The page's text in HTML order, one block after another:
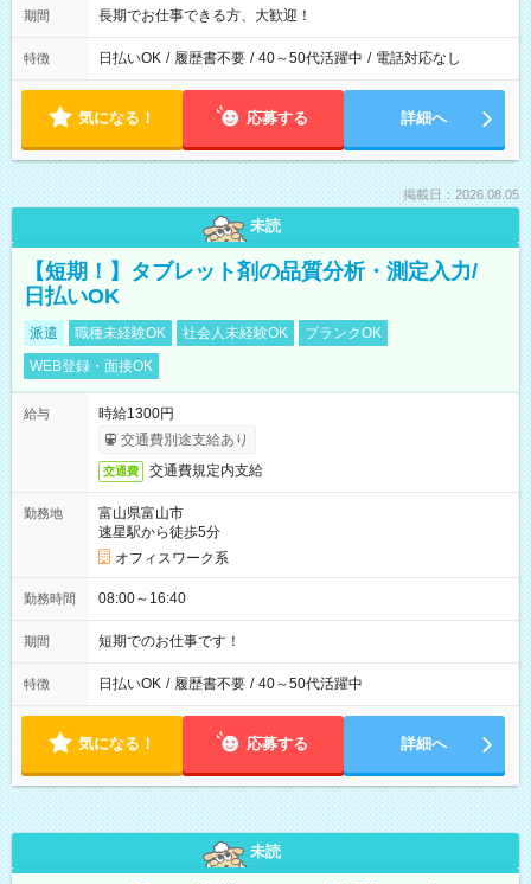
期間 長期でお仕事できる方、大歓迎！
特徴 日払いOK / 履歴書不要 / 40～50代活躍中 / 電話対応なし
気になる！ 応募する 詳細へ
掲載日：2026.08.05
未読
【短期！】タブレット剤の品質分析・測定入力/
日払いOK
派遣 職種未経験OK 社会人未経験OK
ブランクOK
WEB登録・面接OK
給与
時給1300円
交通費別途支給あり
交通費 交通費規定内支給
勤務地
富山県富山市
速星駅から徒歩5分
オフィスワーク系
勤務時間 08:00～16:40
期間 短期でのお仕事です！
特徴 日払いOK / 履歴書不要 / 40～50代活躍中
気になる！ 応募する 詳細へ
未読